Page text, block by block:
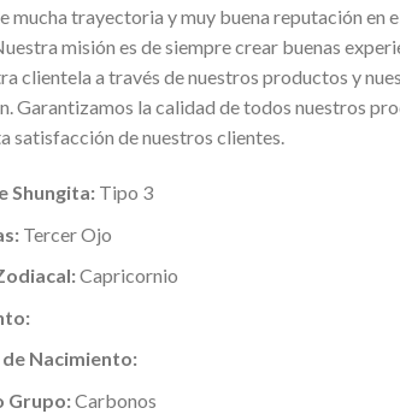
mucha trayectoria y muy buena reputación en
misión es de siempre crear buenas
clientela a través de nuestros productos y
Garantizamos la calidad de todos nuestros
satisfacción de nuestros clientes.
Shungita: Tipo 3
Tercer Ojo
Capricornio
Nacimiento:
Grupo:Carbonos